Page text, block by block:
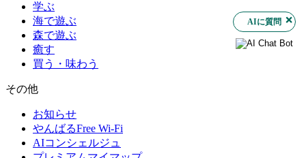
学ぶ
海で遊ぶ
森で遊ぶ
癒す
買う・味わう
その他
お知らせ
やんばるFree Wi-Fi
AIコンシェルジュ
AIに質問